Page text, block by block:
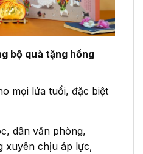
bộ quà tặng hồng
mọi lứa tuổi, đặc biệt
dân văn phòng,
xuyên chịu áp lực,